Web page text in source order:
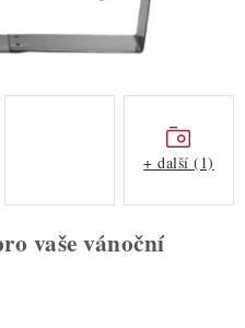
Obchodní podmínky
objednávka
vaše vánoční
+ další (1)